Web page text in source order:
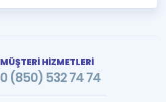
MÜŞTERİ HİZMETLERİ
0 (850) 532 74 74